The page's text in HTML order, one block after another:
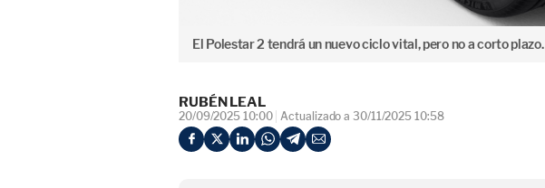
El Polestar 2 tendrá un nuevo ciclo vital, pero no a corto plazo.
RUBÉN LEAL
20/09/2025 10:00 Actualizado a 30/11/2025 10:58